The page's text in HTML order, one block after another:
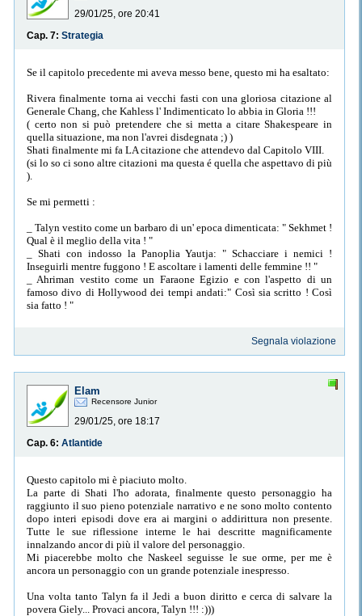
29/01/25, ore 20:41
Cap. 7: Strategia
Se il capitolo precedente mi aveva messo bene, questo mi ha esaltato:
Rivera finalmente torna ai vecchi fasti con una gloriosa citazione al
Generale Chang, che Kahless l' Indimenticato lo abbia in Gloria !!!
( certo non si può pretendere che si metta a citare Shakespeare in
quella situazione, ma non l'avrei disdegnata ;) )
Shati finalmente mi fa LA citazione che attendevo dal Capitolo VIII.
(si lo so ci sono altre citazioni ma questa é quella che aspettavo di più
).
Se mi permetti :
_ Talyn vestito come un barbaro di un' epoca dimenticata: " Sekhmet !
Qual è il meglio della vita ! "
_ Shati con indosso la Panoplia Yautja: " Schacciare i nemici !
Inseguirli mentre fuggono ! E ascoltare i lamenti delle femmine !! "
_ Ahriman vestito come un Faraone Egizio e con l'aspetto di un
famoso divo di Hollywood dei tempi andati:" Così sia scritto ! Così
sia fatto ! "
Segnala violazione
Elam
Recensore Junior
29/01/25, ore 18:17
Cap. 6: Atlantide
Questo capitolo mi è piaciuto molto.
La parte di Shati l'ho adorata, finalmente questo personaggio ha
raggiunto il suo pieno potenziale narrativo e ne sono molto contento
dopo interi episodi dove era ai margini o addirittura non presente.
Tutte le sue riflessione interne le hai descritte magnificamente
innalzando ancor di più il valore del personaggio.
Mi piacerebbe molto che Naskeel seguisse le sue orme, per me è
ancora un personaggio con un grande potenziale inespresso.
Una volta tanto Talyn fa il Jedi a buon diritto e cerca di salvare la
povera Giely... Provaci ancora, Talyn !!! :)))